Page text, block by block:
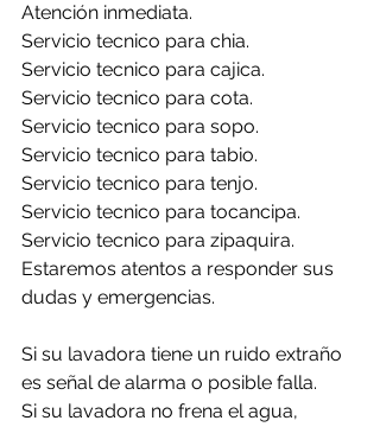
Atención inmediata.
Servicio tecnico para chia.
Servicio tecnico para cajica.
Servicio tecnico para cota.
Servicio tecnico para sopo.
Servicio tecnico para tabio.
Servicio tecnico para tenjo.
Servicio tecnico para tocancipa.
Servicio tecnico para zipaquira.
Estaremos atentos a responder sus
dudas y emergencias.
Si su lavadora tiene un ruido extraño
es señal de alarma o posible falla.
Si su lavadora no frena el agua,